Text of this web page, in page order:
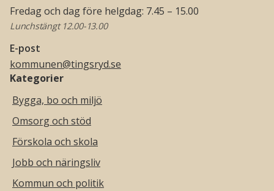
Fredag och dag före helgdag: 7.45 – 15.00
Lunchstängt 12.00-13.00
E-post
kommunen@tingsryd.se
Kategorier
Bygga, bo och miljö
Omsorg och stöd
Förskola och skola
Jobb och näringsliv
Kommun och politik